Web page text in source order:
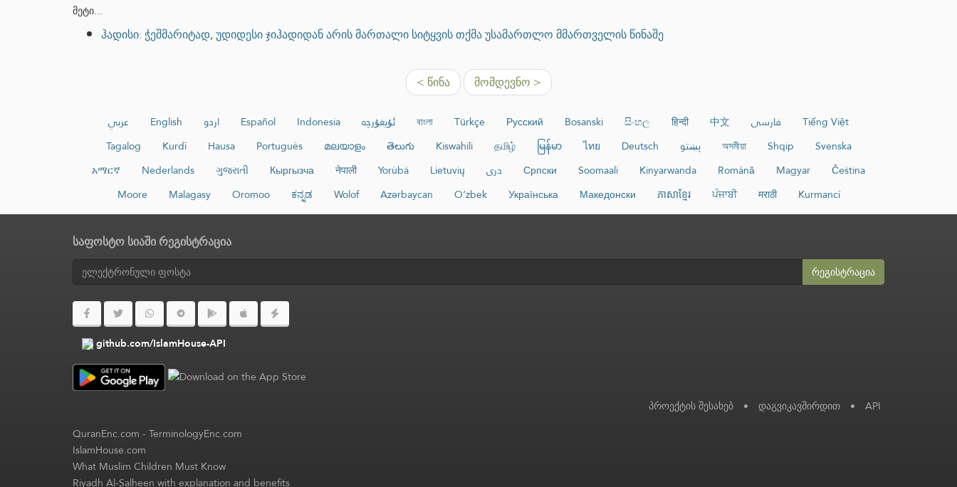
მეტი...
ჰადისი: ჭეშმარიტად, უდიდესი ჯიჰადიდან არის მართალი სიტყვის თქმა უსამართლო მმართველის წინაშე
< წინა მომდევნო >
عربي English اردو Español Indonesia ئۇيغۇرچە বাংলা Türkçe Русский Bosanski සිංහල हिन्दी 中文 فارسی
Tiếng Việt
Tagalog
Kurdî Hausa Português മലയാളം తెలుగు Kiswahili தமிழ் မြန်မာ ไทย Deutsch پښتو অসমীয়া Shqip
Svenska
አማርኛ
Nederlands ગુજરાતી Кыргызча नेपाली Yorùbá Lietuvių دری Српски Soomaali Kinyarwanda Română Magyar
Čeština
Moore
Malagasy Oromoo ಕನ್ನಡ Wolof Azərbaycan O‘zbek Українська Македонски ភាសាខ្មែរ ਪੰਜਾਬੀ मराठी Kurmancî
საფოსტო სიაში რეგისტრაცია
რეგისტრაცია
github.com/IslamHouse-API
პროექტის შესახებ • დაგვიკავშირდით • API
QuranEnc.com-TerminologyEnc.com
IslamHouse.com
What Muslim Children Must Know
Riyadh Al-Salheen with explanation and benefits